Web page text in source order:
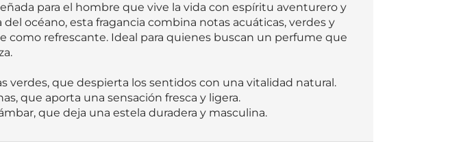
para el hombre que vive la vida con espíritu aventurero y
océano, esta fragancia combina notas acuáticas, verdes y
como refrescante. Ideal para quienes buscan un perfume que
ámbar, que deja una estela duradera y masculina.